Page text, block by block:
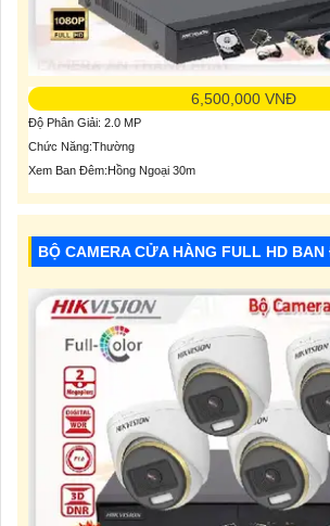
6,500,000 VNĐ
Độ Phân Giải: 2.0 MP
Chức Năng:Thường
Xem Ban Đêm:Hồng Ngoại 30m
BỘ CAMERA CỬA HÀNG FULL HD